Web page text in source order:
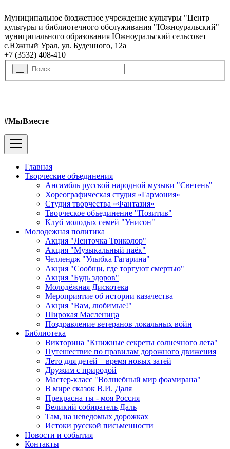
Муниципальное бюджетное учреждение культуры "Центр
культуры и библиотечного обслуживания "Южноуральский"
муниципального образования Южноуральский сельсовет
с.Южный Урал, ул. Буденного, 12а
+7 (3532) 408-410
#МыВместе
Главная
Творческие объединения
Ансамбль русской народной музыки "Светень"
Хореографическая студия «Гармония»
Студия творчества «Фантазия»
Творческое объединение "Позитив"
Клуб молодых семей "Унисон"
Молодежная политика
Акция "Ленточка Триколор"
Акция "Музыкальный паёк"
Челлендж "Улыбка Гагарина"
Акция "Сообщи, где торгуют смертью"
Акция "Будь здоров"
Молодёжная Дискотека
Мероприятие об истории казачества
Акция "Вам, любимые!"
Широкая Масленица
Поздравление ветеранов локальных войн
Библиотека
Викторина "Книжные секреты солнечного лета"
Путешествие по правилам дорожного движения
Лето для детей – время новых затей
Дружим с природой
Мастер-класс "Волшебный мир фоамирана"
В мире сказок В.И. Даля
Прекрасна ты - моя Россия
Великий собиратель Даль
Там, на неведомых дорожках
Истоки русской письменности
Новости и события
Контакты